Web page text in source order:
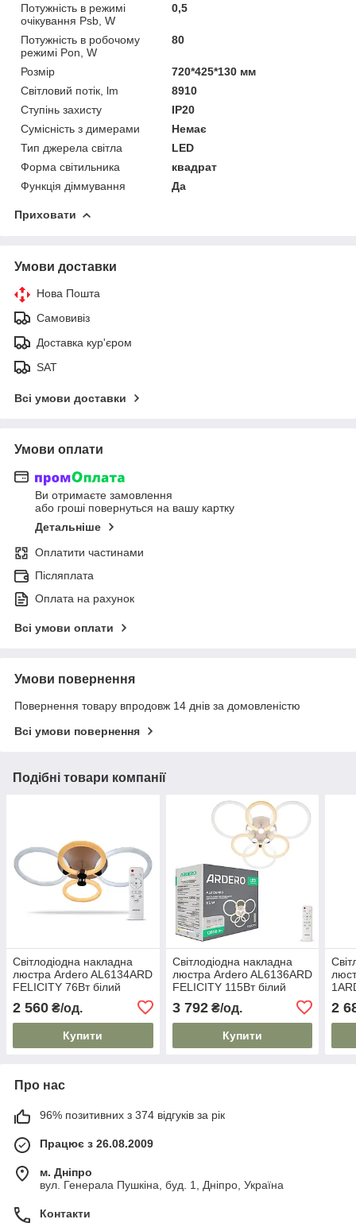
Потужність в режимі
очікування Psb, W
0,5
Потужність в робочому
режимі Pon, W
80
Розмір
720*425*130 мм
Світловий потік, lm
8910
Ступінь захисту
IP20
Сумісність з димерами
Немає
Тип джерела світла
LED
Форма світильника
квадрат
Функція діммування
Да
Приховати
Умови доставки
Нова Пошта
Самовивіз
Доставка кур'єром
SAT
Всі умови доставки
Умови оплати
Ви отримаєте замовлення
або гроші повернуться на вашу картку
Детальніше
Оплатити частинами
Післяплата
Оплата на рахунок
Всі умови оплати
Умови повернення
Повернення товару впродовж 14 днів за домовленістю
Всі умови повернення
Подібні товари компанії
Світлодіодна накладна
люстра Ardero AL6134ARD
FELICITY 76Вт білий
2 560 ₴/од.
Купити
Світлодіодна накладна
люстра Ardero AL6136ARD
FELICITY 115Вт білий
3 792₴/од.
Купити
2
Про нас
96% позитивних з 374 відгуків за рік
Працює з 26.08.2009
м. Дніпро
вул. Генерала Пушкіна, буд. 1, Дніпро, Україна
Контакти